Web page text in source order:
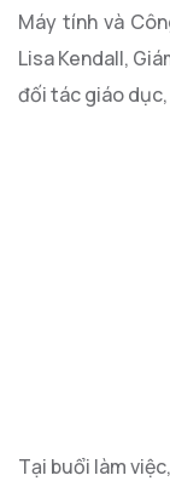
Máy tính và
Lisa Kendall,
đối tác giáo
Tại buổi làm